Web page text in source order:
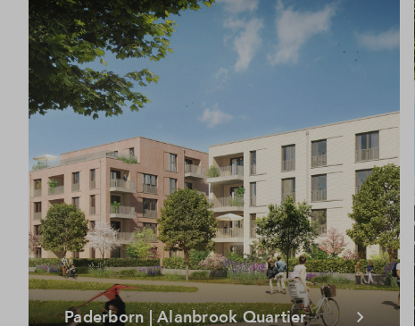
Paderborn | Alanbrook Quartier